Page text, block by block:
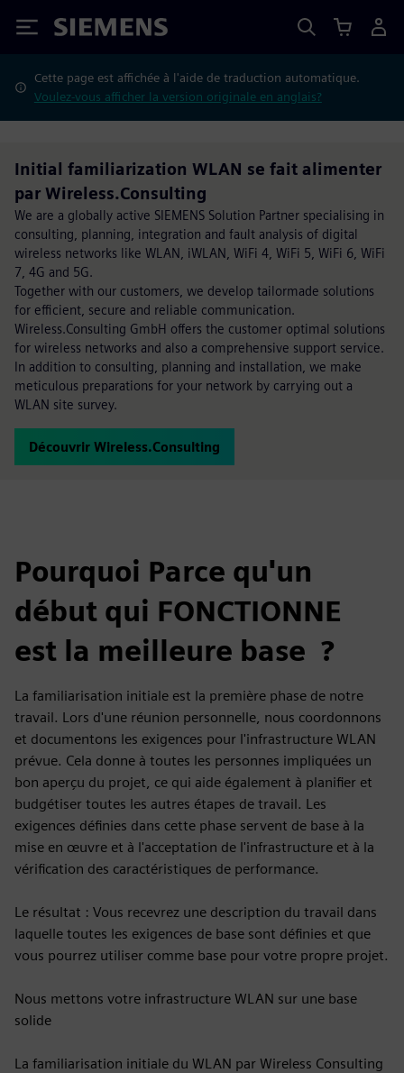
Siemens
Cette page est affichée à l'aide de traduction automatique.
Voulez-vous afficher la version originale en anglais?
Initial familiarization WLAN se fait alimenter
par Wireless.Consulting
We are a globally active SIEMENS Solution Partner specialising in
consulting, planning, integration and fault analysis of digital
wireless networks like WLAN, iWLAN, WiFi 4, WiFi 5, WiFi 6, WiFi
7, 4G and 5G.
Together with our customers, we develop tailormade solutions
for efficient, secure and reliable communication.
Wireless.Consulting GmbH offers the customer optimal solutions
for wireless networks and also a comprehensive support service.
In addition to consulting, planning and installation, we make
meticulous preparations for your network by carrying out a
WLAN site survey.
Découvrir Wireless.Consulting
Pourquoi Parce qu'un
début qui FONCTIONNE
est la meilleure base ?
La familiarisation initiale est la première phase de notre
travail. Lors d'une réunion personnelle, nous coordonnons
et documentons les exigences pour l'infrastructure WLAN
prévue. Cela donne à toutes les personnes impliquées un
bon aperçu du projet, ce qui aide également à planifier et
budgétiser toutes les autres étapes de travail. Les
exigences définies dans cette phase servent de base à la
mise en œuvre et à l'acceptation de l'infrastructure et à la
vérification des caractéristiques de performance.
Le résultat : Vous recevrez une description du travail dans
laquelle toutes les exigences de base sont définies et que
vous pourrez utiliser comme base pour votre propre projet.
Nous mettons votre infrastructure WLAN sur une base
solide
La familiarisation initiale du WLAN par Wireless Consulting